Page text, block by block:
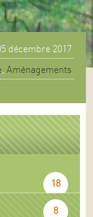
décembre 2017
, Aménagements
18
8